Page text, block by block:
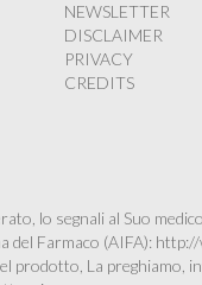
NEWSLETTER
DISCLAIMER
PRIVACY
CREDITS
lo segnali al Suo
del Farmaco (AIFA): http://
prodotto, La